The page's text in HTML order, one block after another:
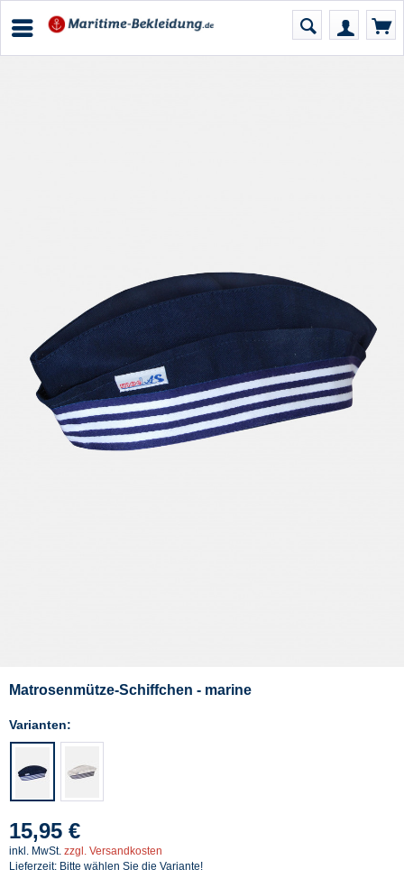
Matrosenmütze-Schiffchen - marine
Varianten:
15,95 €
inkl. MwSt. zzgl. Versandkosten
Lieferzeit: Bitte wählen Sie die Variante!